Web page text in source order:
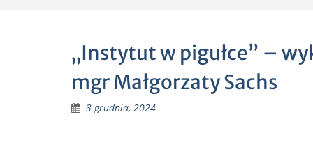
„Instytut w pigułce” –
mgr Małgorzaty Sachs
3 grudnia, 2024